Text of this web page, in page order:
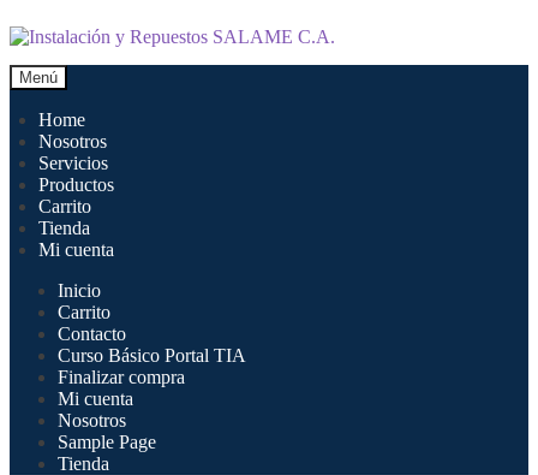
a
la
navegación
al
contenido
Menú
Home
Nosotros
Servicios
Productos
Carrito
Tienda
Mi cuenta
Inicio
Carrito
Contacto
Curso Básico Portal TIA
Finalizar compra
Mi cuenta
Nosotros
Sample Page
Tienda